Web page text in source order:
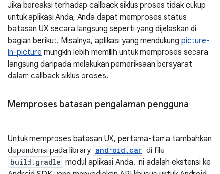
Jika bereaksi terhadap callback siklus proses tidak cukup
untuk aplikasi Anda, Anda dapat memproses status
batasan UX secara langsung seperti yang dijelaskan di
bagian berikut. Misalnya, aplikasi yang mendukung picture-
in-picture mungkin lebih memilih untuk memproses secara
langsung daripada melakukan pemeriksaan bersyarat
dalam callback siklus proses.
Memproses batasan pengalaman pengguna
Untuk memproses batasan UX, pertama-tama tambahkan
dependensi pada library android.car di file
build.gradle modul aplikasi Anda. Ini adalah ekstensi ke